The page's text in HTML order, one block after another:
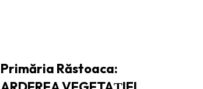
Primăria Răstoaca: